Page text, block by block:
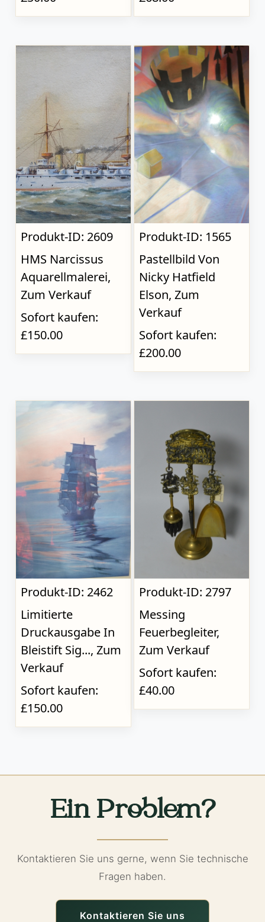
Produkt-ID: 2609
HMS Narcissus
Aquarellmalerei,
Zum Verkauf
Sofort kaufen:
£150.00
Produkt-ID: 1565
Pastellbild Von
Nicky Hatfield
Elson, Zum
Verkauf
Sofort kaufen:
£200.00
Produkt-ID: 2462
Limitierte
Druckausgabe In
Bleistift Sig..., Zum
Verkauf
Sofort kaufen:
£150.00
Produkt-ID: 2797
Messing
Feuerbegleiter,
Zum Verkauf
Sofort kaufen:
£40.00
Ein Problem?
Kontaktieren Sie uns gerne, wenn Sie technische
Fragen haben.
Kontaktieren Sie uns